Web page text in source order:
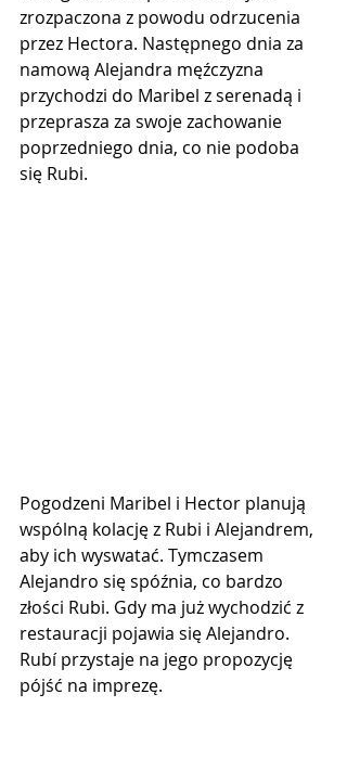
zrozpaczona z powodu odrzucenia
przez Hectora. Następnego dnia za
namową Alejandra męźczyzna
przychodzi do Maribel z serenadą i
przeprasza za swoje zachowanie
poprzedniego dnia, co nie podoba
się Rubi.
Pogodzeni Maribel i Hector planują
wspólną kolację z Rubi i Alejandrem,
aby ich wyswatać. Tymczasem
Alejandro się spóźnia, co bardzo
złości Rubi. Gdy ma już wychodzić z
restauracji pojawia się Alejandro.
Rubí przystaje na jego propozycję
pójść na imprezę.